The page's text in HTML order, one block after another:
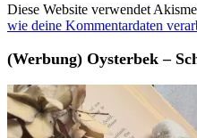
Diese Website verwendet
wie deine Kommentardaten
(Werbung) Oysterbek –